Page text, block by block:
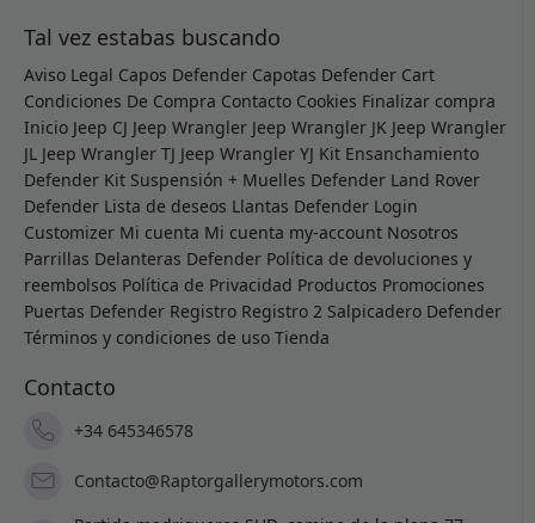
Tal vez estabas buscando
Aviso Legal Capos Defender Capotas Defender Cart
Condiciones De Compra Contacto Cookies Finalizar compra
Inicio Jeep CJ Jeep Wrangler Jeep Wrangler JK Jeep Wrangler
JL Jeep Wrangler TJ Jeep Wrangler YJ Kit Ensanchamiento
Defender Kit Suspensión + Muelles Defender Land Rover
Defender Lista de deseos Llantas Defender Login
Customizer Mi cuenta Mi cuenta my-account Nosotros
Parrillas Delanteras Defender Política de devoluciones y
reembolsos Política de Privacidad Productos Promociones
Puertas Defender Registro Registro 2 Salpicadero Defender
Términos y condiciones de uso Tienda
Contacto
+34 645346578
Contacto@Raptorgallerymotors.com